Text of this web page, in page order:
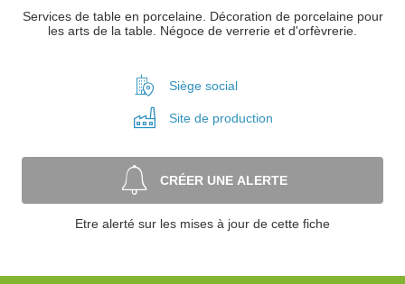
Services de table en porcelaine. Décoration de porcelaine pour
les arts de la table. Négoce de verrerie et d'orfèvrerie.
Siège social
Site de production
CRÉER UNE ALERTE
Etre alerté sur les mises à jour de cette fiche